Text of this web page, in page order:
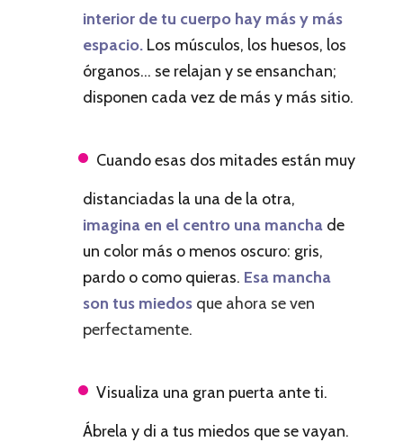
interior de tu cuerpo hay más y más
espacio. Los músculos, los huesos, los
órganos… se relajan y se ensanchan;
disponen cada vez de más y más sitio.
Cuando esas dos mitades están muy
distanciadas la una de la otra,
imagina en el centro una mancha de
un color más o menos oscuro: gris,
pardo o como quieras. Esa mancha
son tus miedos que ahora se ven
perfectamente.
Visualiza una gran puerta ante ti.
Ábrela y di a tus miedos que se vayan.